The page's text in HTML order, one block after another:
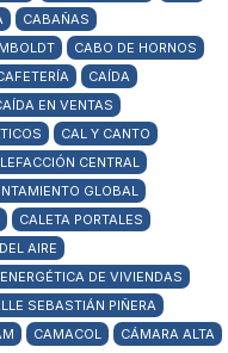
CABAÑAS
CABO DE HORNOS
CAÍDA
EN VENTAS
CAL Y CANTO
CENTRAL
GLOBAL
CALETA PORTALES
AIRE
DE VIVIENDAS
SEBASTIÁN PIÑERA
CAMACOL
CÁMARA ALTA